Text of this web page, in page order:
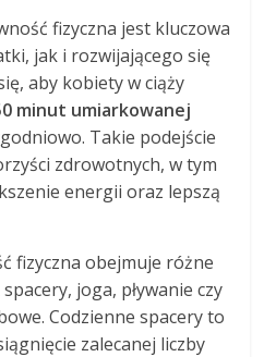
fizyczna jest kluczowa
jak i rozwijającego się
aby kobiety w ciąży
minut umiarkowanej
Takie podejście
zdrowotnych, w tym
energii oraz lepszą
fizyczna obejmuje różne
joga, pływanie czy
Codzienne spacery to
zalecanej liczby